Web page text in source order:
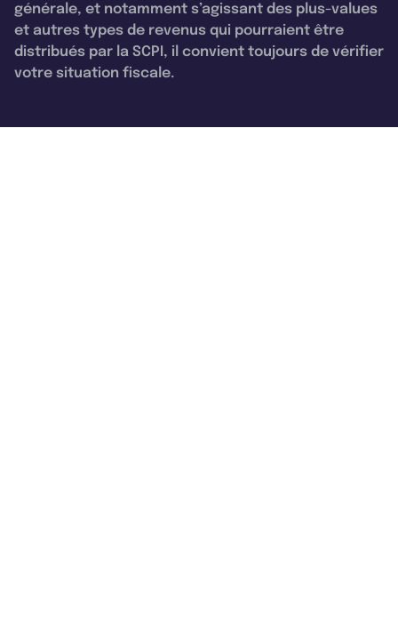
générale, et notamment s’agissant des plus-values
et autres types de revenus qui pourraient être
distribués par la SCPI, il convient toujours de vérifier
votre situation fiscale.